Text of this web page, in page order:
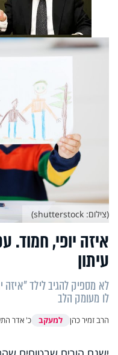
איזה יופי, חמוד.
עיתון
לא מספיק להגיב לילד "איזה
לו מעומק הלב
הרב זמיר כהן למעקב כ' אדר
(צילום: shutterstock)